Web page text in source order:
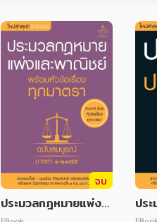
จบ
ประมวลกฎหมายแพ่งแ
ปร